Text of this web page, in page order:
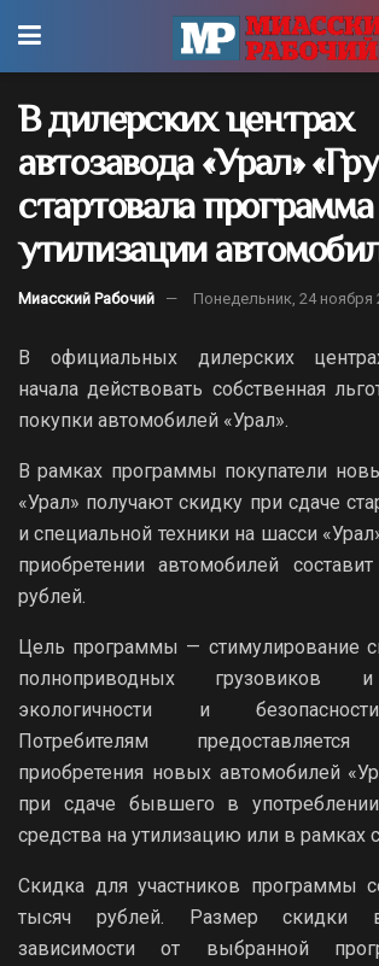
В дилерских центрах
автозавода «Урал»
стартовала программа
утилизации
Миасский Рабочий Понедельник, 24 ноября
В официальных дилерских
начала действовать собственная
покупки автомобилей «Урал».
В рамках программы покупатели
«Урал» получают скидку при сдаче
и специальной техники на шасси
приобретении автомобилей
рублей.
Цель программы — стимулирование
полноприводных грузовиков
экологичности и
Потребителям
приобретения новых автомобилей
при сдаче бывшего в употреблении
средства на утилизацию или в рамках
Скидка для участников программы
тысяч рублей. Размер скидки
зависимости от выбранной